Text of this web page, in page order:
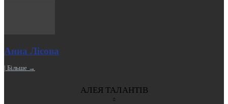
Анна Лісова
| Більше →
АЛЕЯ ТАЛАНТІВ